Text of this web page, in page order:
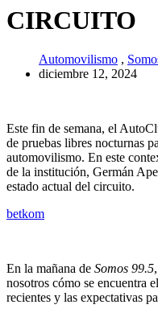
CIRCUITO
Automovilismo ,
diciembre 12, 2024
Este fin de semana, el
de pruebas libres nocturnas
automovilismo. En este
de la institución, Germán
estado actual del circuito.
betkom
En la mañana de Somos 99.5
nosotros cómo se encuentra
recientes y las expectativas